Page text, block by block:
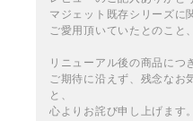
マジェット既存シリーズに
ご愛用頂いていたとのこと
リニューアル後の商品につ
ご期待に沿えず、残念なお
と、
心よりお詫び申し上げます。